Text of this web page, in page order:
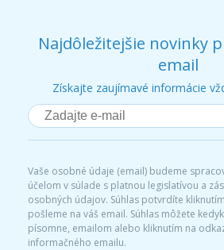
Najdôležitejšie novinky
email
Získajte zaujímavé informácie
Vaše osobné údaje (email) budeme
účelom v súlade s platnou legislatívou a
osobných údajov. Súhlas potvrdíte
pošleme na váš email. Súhlas môžete
písomne, emailom alebo kliknutím na
informačného emailu.